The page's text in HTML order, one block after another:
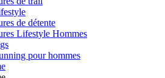
de détente
Lifestyle Hommes
pour hommes